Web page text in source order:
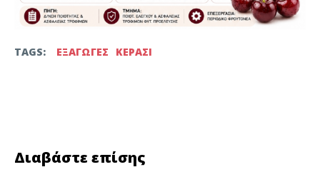
TAGS: ΕΞΑΓΩΓΕΣ ΚΕΡΑΣΙ
Διαβάστε επίσης